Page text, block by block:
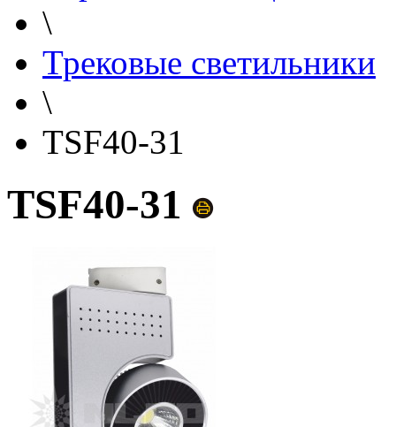
\
Трековые светильники
\
TSF40-31
TSF40-31